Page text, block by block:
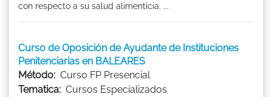
con respecto a su salud alimenticia. ...
Curso de Oposición de Ayudante de Instituciones
Penitenciarias en BALEARES
Método: Curso FP Presencial
Tematica: Cursos Especializados